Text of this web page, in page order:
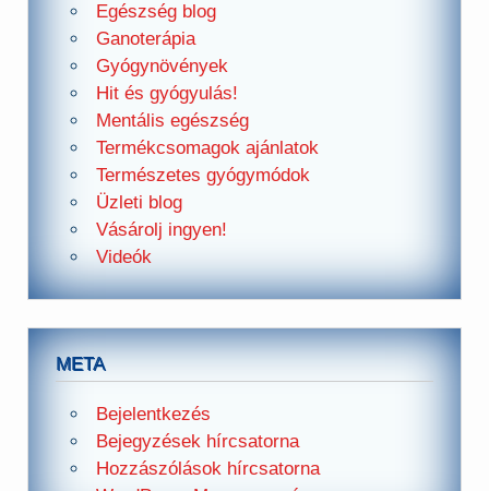
Egészség blog
Ganoterápia
Gyógynövények
Hit és gyógyulás!
Mentális egészség
Termékcsomagok ajánlatok
Természetes gyógymódok
Üzleti blog
Vásárolj ingyen!
Videók
META
Bejelentkezés
Bejegyzések hírcsatorna
Hozzászólások hírcsatorna